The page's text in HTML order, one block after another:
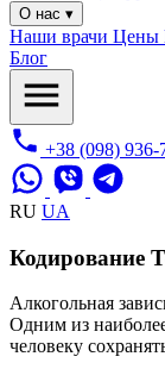
О нас ▾
Наши врачи Цены
Блог
+38 (098) 936-
RU UA
Кодирование
Алкогольная
Одним из
человеку